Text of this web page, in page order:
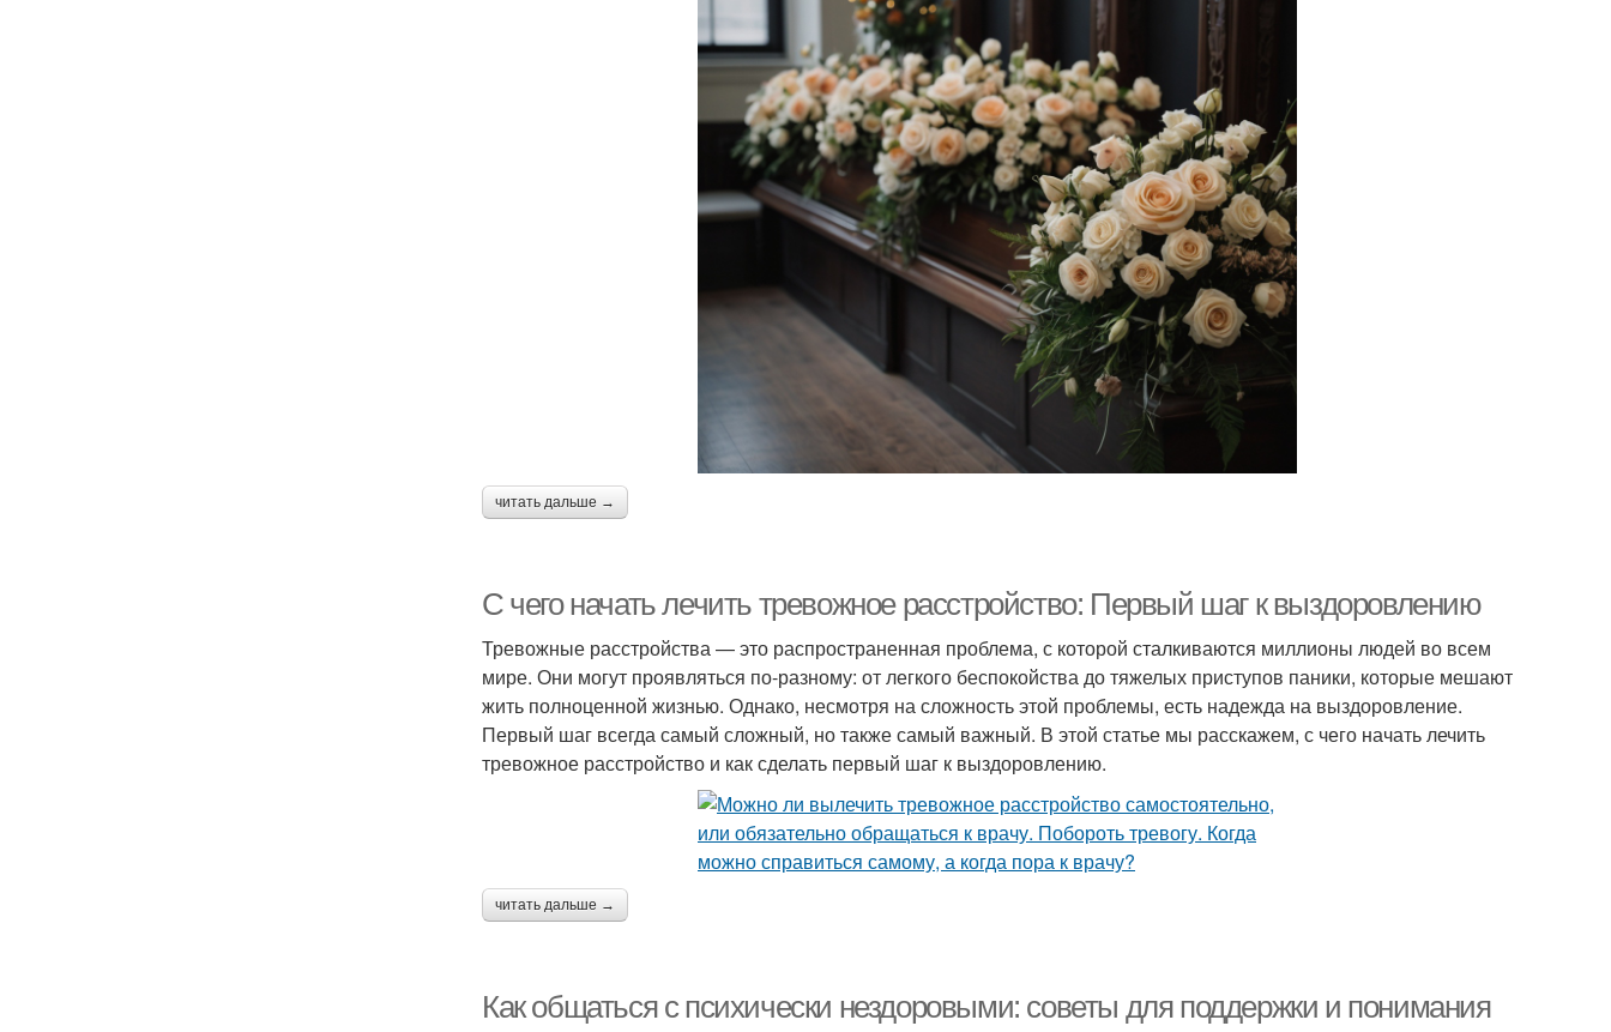
читать дальше →
С чего начать лечить тревожное расстройство: Первый шаг к выздоровлению
Тревожные расстройства — это распространенная проблема, с которой сталкиваются миллионы людей во всем
мире. Они могут проявляться по-разному: от легкого беспокойства до тяжелых приступов паники, которые мешают
жить полноценной жизнью. Однако, несмотря на сложность этой проблемы, есть надежда на выздоровление.
Первый шаг всегда самый сложный, но также самый важный. В этой статье мы расскажем, с чего начать лечить
тревожное расстройство и как сделать первый шаг к выздоровлению.
читать дальше →
Как общаться с психически нездоровыми: советы для поддержки и понимания